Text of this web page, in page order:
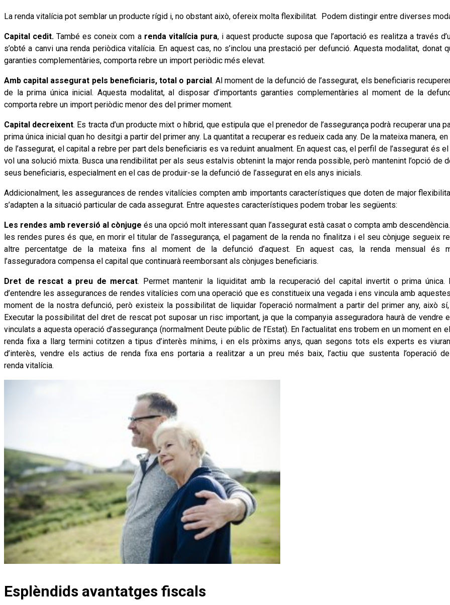
La renda vitalícia pot semblar un producte rígid i, no obstant això, ofereix molta flexibilitat. Podem distingir entre diverses
Capital cedit. També es coneix com a renda vitalícia pura, i aquest producte suposa que l’aportació es realitza a través
s’obté a canvi una renda periòdica vitalícia. En aquest cas, no s’inclou una prestació per defunció. Aquesta modalitat, donat
garanties complementàries, comporta rebre un import periòdic més elevat.
Amb capital assegurat pels beneficiaris, total o parcial. Al moment de la defunció de l’assegurat, els beneficiaris
de la prima única inicial. Aquesta modalitat, al disposar d’importants garanties complementàries al moment de la
comporta rebre un import periòdic menor des del primer moment.
Capital decreixent. Es tracta d’un producte mixt o híbrid, que estipula que el prenedor de l’assegurança podrà recuperar una
prima única inicial quan ho desitgi a partir del primer any. La quantitat a recuperar es redueix cada any. De la mateixa manera,
de l’assegurat, el capital a rebre per part dels beneficiaris es va reduint anualment. En aquest cas, el perfil de l’assegurat és el
vol una solució mixta. Busca una rendibilitat per als seus estalvis obtenint la major renda possible, però mantenint l’opció de
seus beneficiaris, especialment en el cas de produir-se la defunció de l’assegurat en els anys inicials.
Addicionalment, les assegurances de rendes vitalícies compten amb importants característiques que doten de major
s’adapten a la situació particular de cada assegurat. Entre aquestes característiques podem trobar les següents:
Les rendes amb reversió al cònjuge és una opció molt interessant quan l’assegurat està casat o compta amb
les rendes pures és que, en morir el titular de l’assegurança, el pagament de la renda no finalitza i el seu cònjuge segueix
altre percentatge de la mateixa fins al moment de la defunció d’aquest. En aquest cas, la renda mensual és
l’asseguradora compensa el capital que continuarà reemborsant als cònjuges beneficiaris.
Dret de rescat a preu de mercat. Permet mantenir la liquiditat amb la recuperació del capital invertit o prima única.
d’entendre les assegurances de rendes vitalícies com una operació que es constitueix una vegada i ens vincula amb
moment de la nostra defunció, però existeix la possibilitat de liquidar l’operació normalment a partir del primer any, això
Executar la possibilitat del dret de rescat pot suposar un risc important, ja que la companyia asseguradora haurà de vendre
vinculats a aquesta operació d’assegurança (normalment Deute públic de l’Estat). En l’actualitat ens trobem en un moment en
renda fixa a llarg termini cotitzen a tipus d’interès mínims, i en els pròxims anys, quan segons tots els experts es
d’interès, vendre els actius de renda fixa ens portaria a realitzar a un preu més baix, l’actiu que sustenta l’operació de
renda vitalícia.
Esplèndids avantatges fiscals